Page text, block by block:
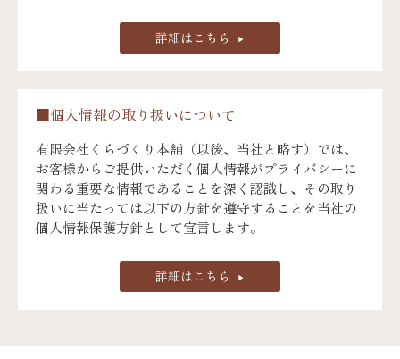
詳細はこちら
■個人情報の取り扱いについて
有限会社くらづくり本舗（以後、当社と略す）では、
お客様からご提供いただく個人情報がプライバシーに
関わる重要な情報であることを深く認識し、その取り
扱いに当たっては以下の方針を遵守することを当社の
個人情報保護方針として宣言します。
詳細はこちら